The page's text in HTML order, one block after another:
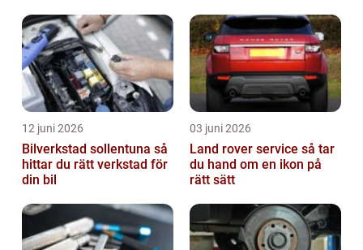
12 juni 2026
Bilverkstad sollentuna så
hittar du rätt verkstad för
din bil
03 juni 2026
Land rover service så tar
du hand om en ikon på
rätt sätt